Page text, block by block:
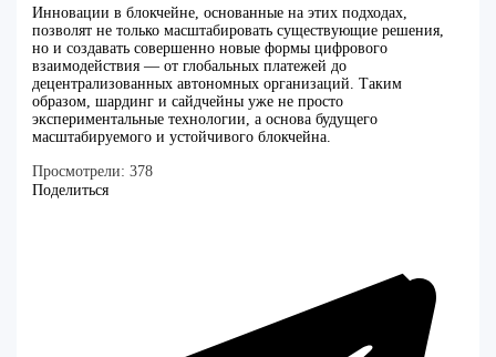
Инновации в блокчейне, основанные на этих подходах,
позволят не только масштабировать существующие решения,
но и создавать совершенно новые формы цифрового
взаимодействия — от глобальных платежей до
децентрализованных автономных организаций. Таким
образом, шардинг и сайдчейны уже не просто
экспериментальные технологии, а основа будущего
масштабируемого и устойчивого блокчейна.
Просмотрели: 378
Поделиться